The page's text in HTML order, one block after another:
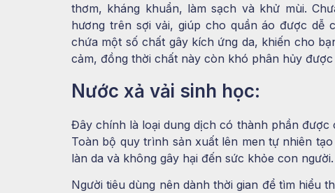
thơm, kháng khuẩn, làm sạch và khử mùi.
hương trên sợi vải, giúp cho quần áo được dễ
chứa một số chất gây kích ứng da, khiến cho
cảm, đồng thời chất này còn khó phân hủy
Nước xả vải sinh học:
Đây chính là loại dung dịch có thành phần
Toàn bộ quy trình sản xuất lên men tự nhiên
làn da và không gây hại đến sức khỏe con người.
Người tiêu dùng nên dành thời gian để tìm hiểu